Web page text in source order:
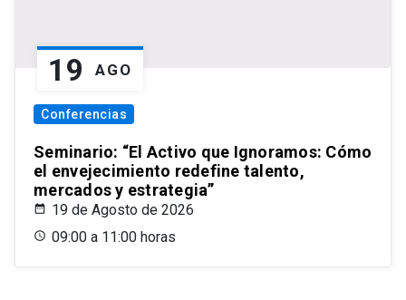
19 AGO
Conferencias
Seminario: “El Activo que Ignoramos: Cómo
el envejecimiento redefine talento,
mercados y estrategia”
19 de Agosto de 2026
09:00 a 11:00 horas